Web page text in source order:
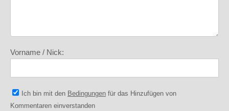
Vorname / Nick:
Ich bin mit den Bedingungen für das Hinzufügen von
Kommentaren einverstanden